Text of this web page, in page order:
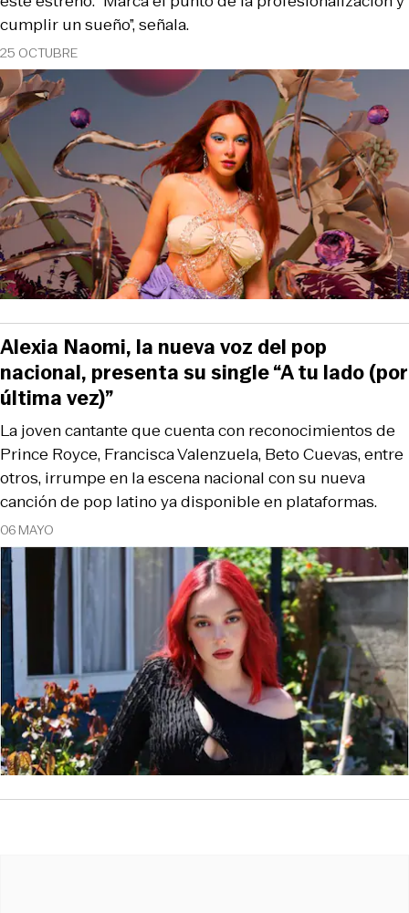
25 OCTUBRE
cumplir un sueño”, señala.
06 MAYO
La joven cantante que cuenta con reconocimientos de
Prince Royce, Francisca Valenzuela, Beto Cuevas, entre
otros, irrumpe en la escena nacional con su nueva
canción de pop latino ya disponible en plataformas.
Alexia Naomi, la nueva voz del pop
nacional, presenta su single “A tu lado (por
última vez)”